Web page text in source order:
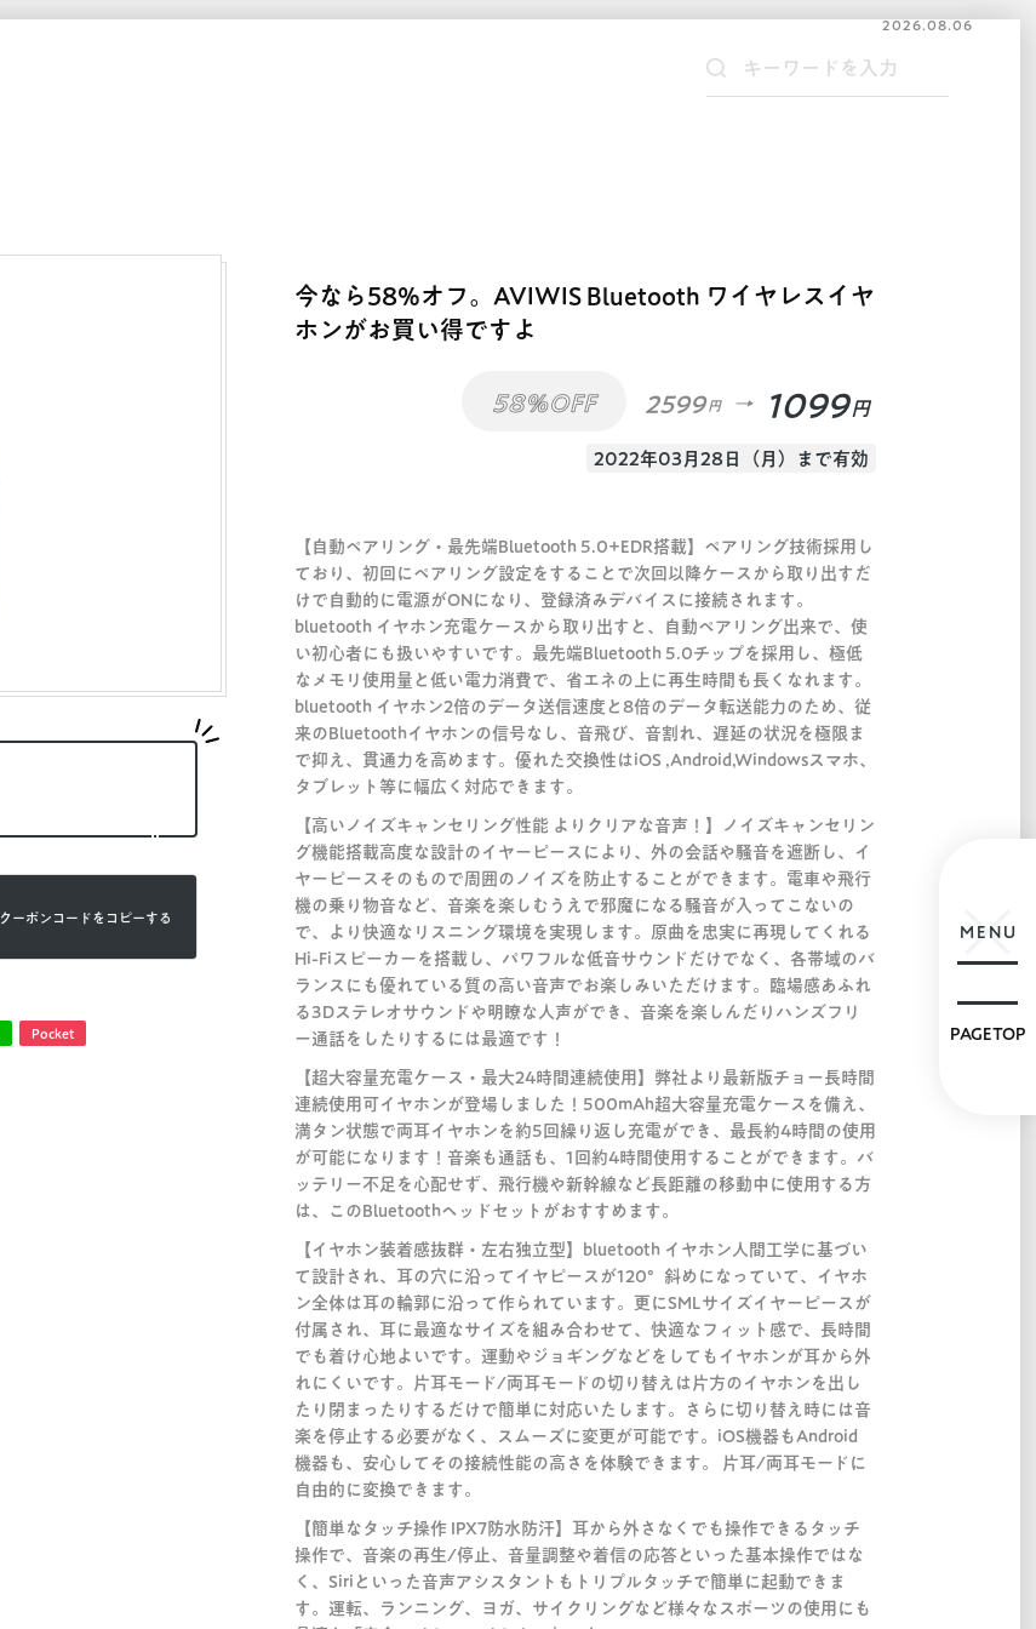
2026.08.06
クーポンコードを コピーする
Pocket
今なら58%オフ。AVIWIS Bluetooth ワイヤレスイヤ
ホンがお買い得ですよ
58%OFF 2599 円 1099 円
2022年03月28日（月）まで有効
【自動ペアリング・最先端Bluetooth 5.0+EDR搭載】ペアリング技術採用し
ており、初回にペアリング設定をすることで次回以降ケースから取り出すだ
けで自動的に電源がONになり、登録済みデバイスに接続されます。
bluetooth イヤホン充電ケースから取り出すと、自動ペアリング出来で、使
い初心者にも扱いやすいです。最先端Bluetooth 5.0チップを採用し、極低
なメモリ使用量と低い電力消費で、省エネの上に再生時間も長くなれます。
bluetooth イヤホン2倍のデータ送信速度と8倍のデータ転送能力のため、従
来のBluetoothイヤホンの信号なし、音飛び、音割れ、遅延の状況を極限ま
で抑え、貫通力を高めます。優れた交換性はiOS ,Android,Windowsスマホ、
タブレット等に幅広く対応できます。
【高いノイズキャンセリング性能 よりクリアな音声！】ノイズキャンセリン
グ機能搭載高度な設計のイヤーピースにより、外の会話や騒音を遮断し、イ
ヤーピースそのもので周囲のノイズを防止することができます。電車や飛行
機の乗り物音など、音楽を楽しむうえで邪魔になる騒音が入ってこないの
で、より快適なリスニング環境を実現します。原曲を忠実に再現してくれる
Hi-Fiスピーカーを搭載し、パワフルな低音サウンドだけでなく、各帯域のバ
ランスにも優れている質の高い音声でお楽しみいただけます。臨場感あふれ
る3Dステレオサウンドや明瞭な人声ができ、音楽を楽しんだりハンズフリ
ー通話をしたりするには最適です！
【超大容量充電ケース・最大24時間連続使用】弊社より最新版チョー長時間
連続使用可イヤホンが登場しました！500mAh超大容量充電ケースを備え、
満タン状態で両耳イヤホンを約5回繰り返し充電ができ、最長約4時間の使用
が可能になります！音楽も通話も、1回約4時間使用することができます。バ
ッテリー不足を心配せず、飛行機や新幹線など長距離の移動中に使用する方
は、このBluetoothヘッドセットがおすすめます。
【イヤホン装着感抜群・左右独立型】bluetooth イヤホン人間工学に基づい
て設計され、耳の穴に沿ってイヤピースが120°斜めになっていて、イヤホ
ン全体は耳の輪郭に沿って作られています。更にSMLサイズイヤーピースが
付属され、耳に最適なサイズを組み合わせて、快適なフィット感で、長時間
でも着け心地よいです。運動やジョギングなどをしてもイヤホンが耳から外
れにくいです。片耳モード/両耳モードの切り替えは片方のイヤホンを出し
たり閉まったりするだけで簡単に対応いたします。さらに切り替え時には音
楽を停止する必要がなく、スムーズに変更が可能です。iOS機器もAndroid
機器も、安心してその接続性能の高さを体験できます。 片耳/両耳モードに
自由的に変換できます。
【簡単なタッチ操作 IPX7防水防汗】耳から外さなくでも操作できるタッチ
操作で、音楽の再生/停止、音量調整や着信の応答といった基本操作ではな
く、Siriといった音声アシスタントもトリプルタッチで簡単に起動できま
す。運転、ランニング、ヨガ、サイクリングなど様々なスポーツの使用にも
MENU
PAGETOP